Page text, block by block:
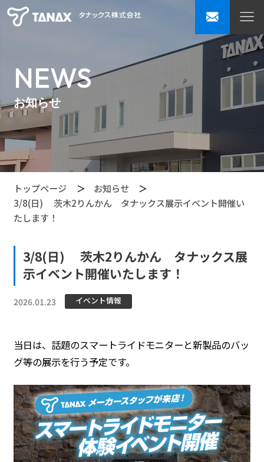
NEWS
お知らせ
トップページ
お知らせ
3/8(日) 茨木2りんかん タナックス展示イベント開催い
たします！
3/8(日) 茨木2りんかん タナックス展
示イベント開催いたします！
2026.01.23 イベント情報
当日は、話題のスマートライドモニターと新製品のバッ
グ等の展示を行う予定です。